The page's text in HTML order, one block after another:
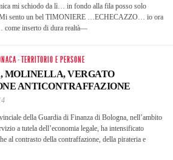
mi schiodo da lì… in fondo alla fila posso solo
Mi sento un bel TIMONIERE …ECHECAZZO… io ora
inserto di dura realtà—
·TERRITORIO E PERSONE
MOLINELLA, VERGATO
ANTICONTRAFFAZIONE
della Guardia di Finanza di Bologna, nell’ambito
a tutela dell’economia legale, ha intensificato
al contrasto della contraffazione, della pirateria e